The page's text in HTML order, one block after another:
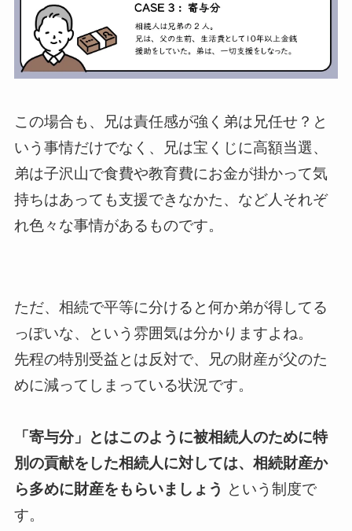
この場合も、兄は責任感が強く弟は兄任せ？と
いう事情だけでなく、兄は宝くじに高額当選、
弟は子沢山で食費や教育費にお金が掛かって気
持ちはあっても支援できなかた、など人それぞ
れ色々な事情があるものです。
ただ、相続で平等に分けると何か弟が得してる
っぽいな、という雰囲気は分かりますよね。
先程の特別受益とは反対で、兄の財産が父のた
めに減ってしまっている状況です。
「寄与分」とはこのように被相続人のために特
別の貢献をした相続人に対しては、相続財産か
ら多めに財産をもらいましょう という制度で
す。